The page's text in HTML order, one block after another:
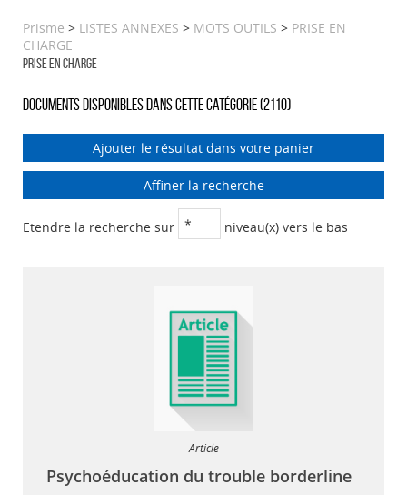
Prisme > LISTES ANNEXES > MOTS OUTILS > PRISE EN
CHARGE
PRISE EN CHARGE
Documents disponibles dans cette catégorie (2110)
Ajouter le résultat dans votre panier
Affiner la recherche
Etendre la recherche sur niveau(x) vers le bas
Article
Psychoéducation du trouble borderline